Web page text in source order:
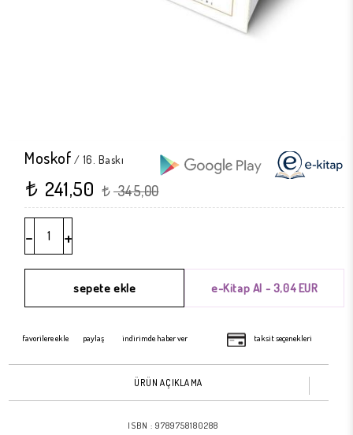
Moskof / 16. Baskı
t 345,00
t 241,50
- +
favorilere ekle paylaş indirimde haber ver taksit seçenekleri
ÜRÜN AÇIKLAMA
ISBN : 9789758180288